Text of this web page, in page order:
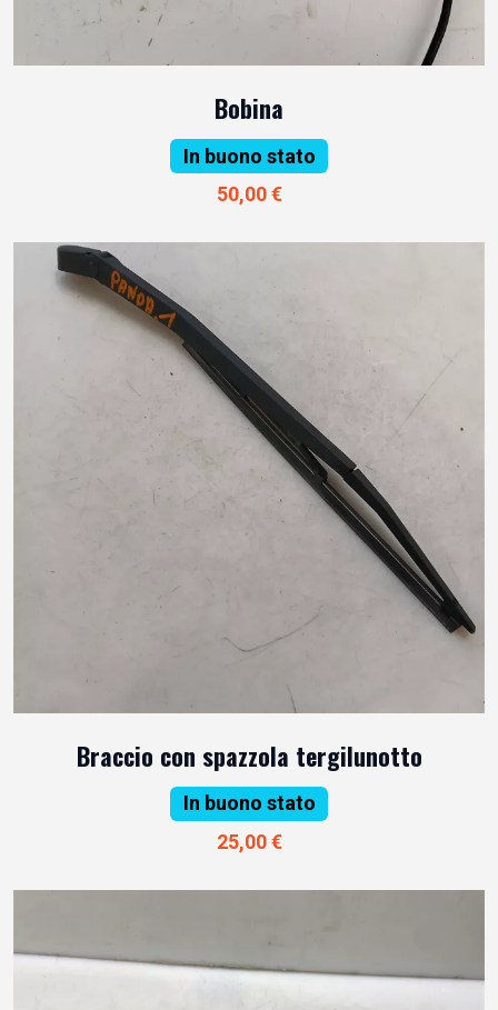
Bobina
In buono stato
50,00 €
Braccio con spazzola tergilunotto
In buono stato
25,00 €